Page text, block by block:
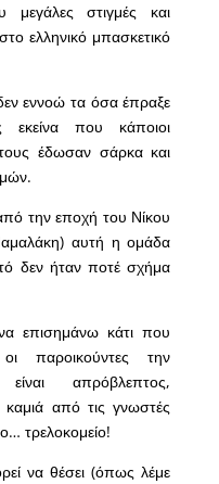
στιγμές και
ελληνικό μπασκετικό
εννοώ τα όσα έπραξε
εκείνα που κάποιοι
έδωσαν σάρκα και
την εποχή του Νίκου
αυτή η ομάδα
δεν ήταν ποτέ σχήμα
επισημάνω κάτι που
παροικούντες την
απρόβλεπτος,
καμιά από τις γνωστές
τρελοκομείο!
να θέσει (όπως λέμε